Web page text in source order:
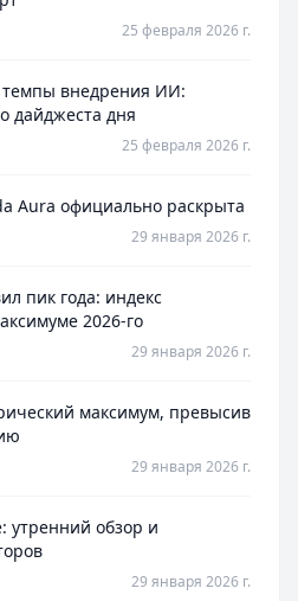
25 февраля 2026 г.
внедрения ИИ:
дайджеста дня
25 февраля 2026 г.
Aura официально раскрыта
29 января 2026 г.
пик года: индекс
2026-го
29 января 2026 г.
максимум, превысив
29 января 2026 г.
утренний обзор и
29 января 2026 г.